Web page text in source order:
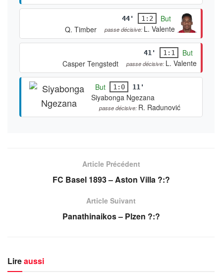
44' 1:2
But
Q. Timber
passe décisive: L. Valente
41' 1:1
But
Casper Tengstedt
passe décisive: L. Valente
But 1:0 11'
Siyabonga Ngezana
passe décisive: R. Radunović
Article Précédent
FC Basel 1893 – Aston Villa ?:?
Article Suivant
Panathinaikos – Plzen ?:?
Lireaussi